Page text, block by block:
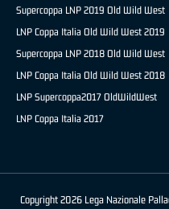
Supercoppa LNP 2019 Old Wild West
LNP Coppa Italia Old Wild West 2019
Supercoppa LNP 2018 Old Wild West
LNP Coppa Italia Old Wild West 2018
LNP Supercoppa2017 OldWildWest
LNP Coppa Italia 2017
Copyright 2026 Lega Nazionale